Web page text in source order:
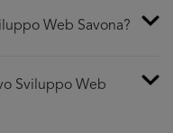
Web Savona?
Sviluppo Web